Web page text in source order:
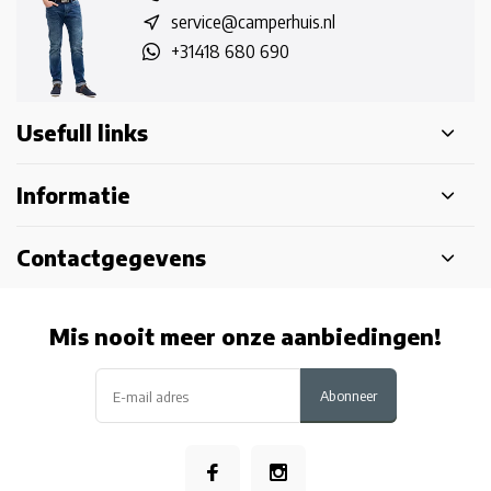
service@camperhuis.nl
+31418 680 690
Usefull links
Informatie
Contactgegevens
Mis nooit meer onze aanbiedingen!
Abonneer